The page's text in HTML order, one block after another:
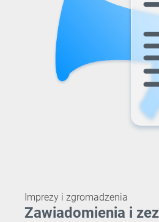
Imprezy i zgromadzenia
Zawiadomienia i